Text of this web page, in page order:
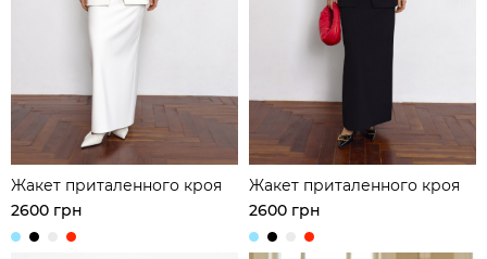
Жакет приталенного кроя
2600 грн
Жакет приталенного кроя
2600 грн